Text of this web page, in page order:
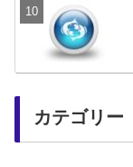
カテゴリー